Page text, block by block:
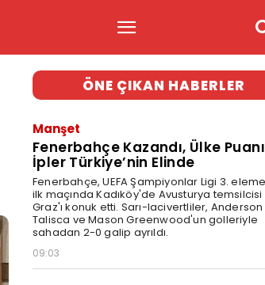
ÖNE ÇIKAN HABERLER
Manşet
Fenerbahçe Kazandı, Ülke
İpler Türkiye’nin Elinde
Fenerbahçe, UEFA Şampiyonlar Ligi 3.
ilk maçında Kadıköy'de Avusturya temsilcisi
Graz'ı konuk etti. Sarı-lacivertliler, Anderson
Talisca ve Mason Greenwood'un golleriyle
sahadan 2-0 galip ayrıldı.
09:03